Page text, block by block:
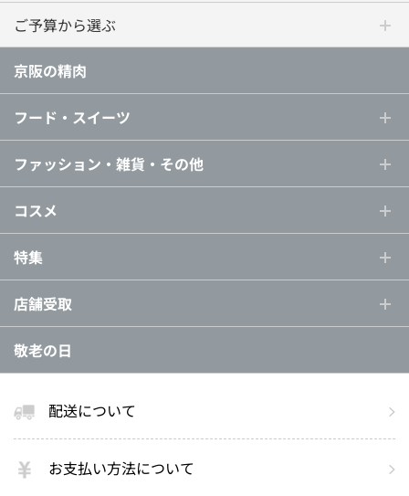
ご予算から選ぶ
京阪の精肉
フード・スイーツ
ファッション・雑貨・その他
コスメ
特集
店舗受取
敬老の日
配送について
お支払い方法について